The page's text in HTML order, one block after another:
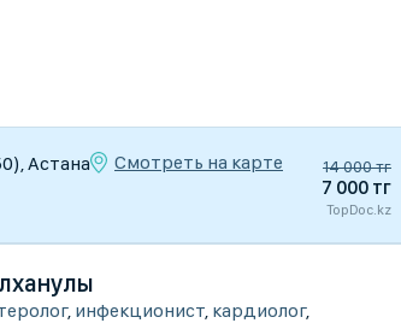
Астана
Смотреть на карте
14 000 тг
7 000 тг
TopDoc.kz
, инфекционист кардиолог,